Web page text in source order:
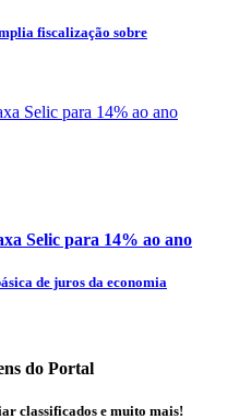
fiscalização sobre
Selic para 14% ao ano
de juros da economia
do Portal
classificados e muito mais!